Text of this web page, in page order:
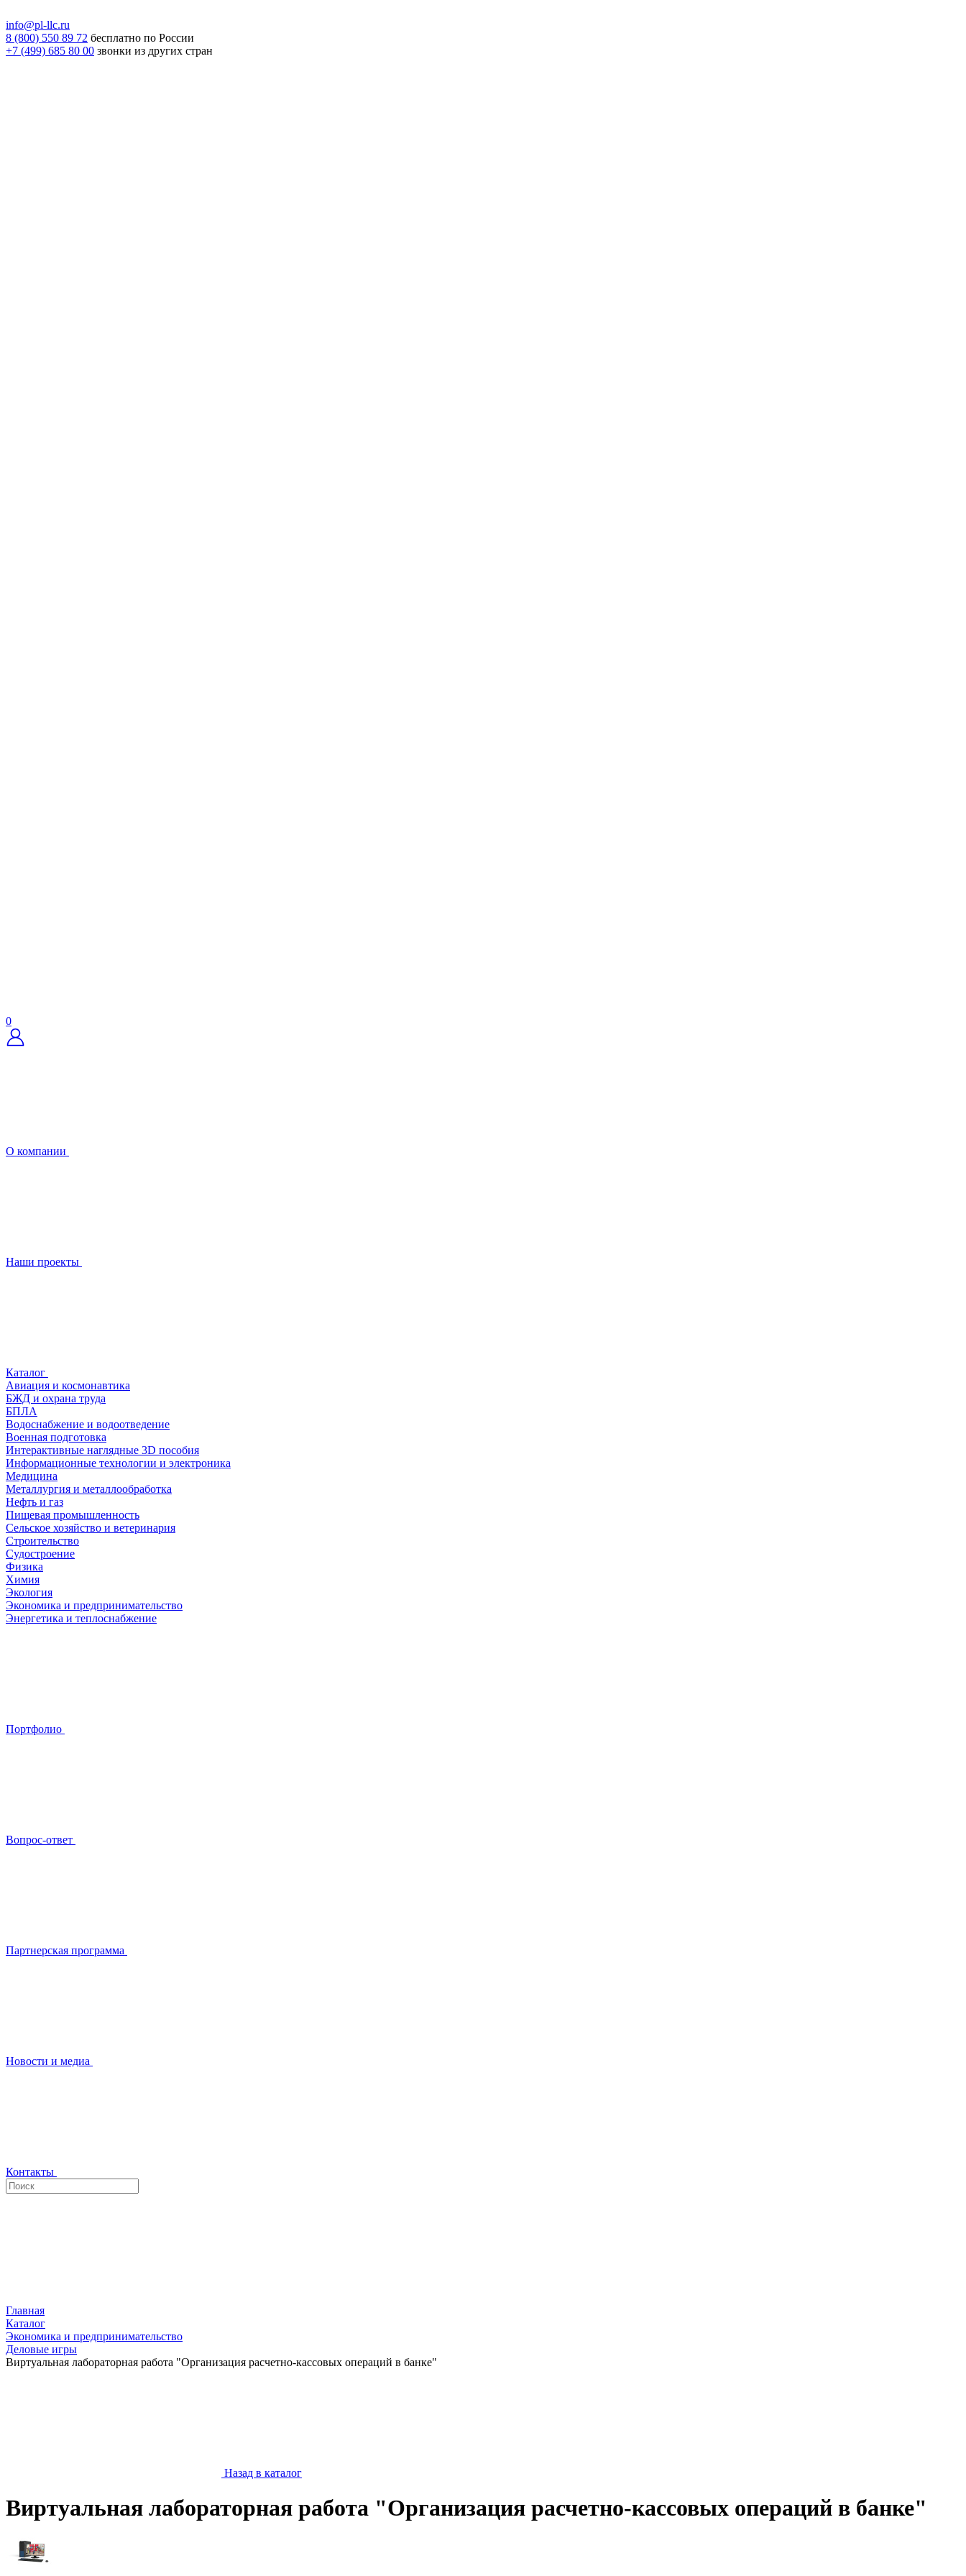
info@pl-llc.ru
8 (800) 550 89 72 бесплатно по России
+7 (499) 685 80 00 звонки из других стран
0
О компании
Наши проекты
Каталог
Авиация и космонавтика
БЖД и охрана труда
БПЛА
Водоснабжение и водоотведение
Военная подготовка
Интерактивные наглядные 3D пособия
Информационные технологии и электроника
Медицина
Металлургия и металлообработка
Нефть и газ
Пищевая промышленность
Сельское хозяйство и ветеринария
Строительство
Судостроение
Физика
Химия
Экология
Экономика и предпринимательство
Энергетика и теплоснабжение
Портфолио
Вопрос-ответ
Партнерская программа
Новости и медиа
Контакты
Главная
Каталог
Экономика и предпринимательство
Деловые игры
Виртуальная лабораторная работа "Организация расчетно-кассовых операций в банке"
Назад в каталог
Виртуальная лабораторная работа "Организация расчетно-кассовых операций в банке"